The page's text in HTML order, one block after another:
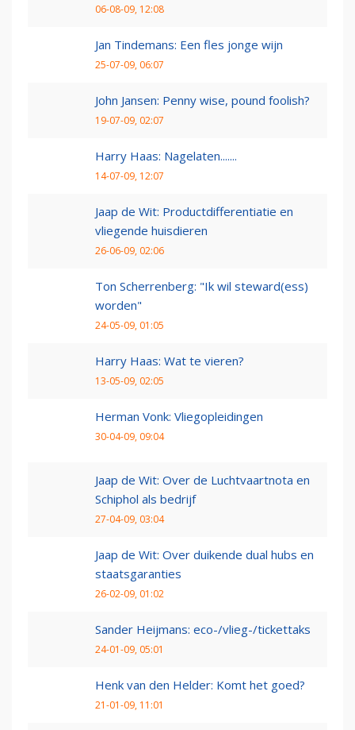
06-08-09, 12:08
Jan Tindemans: Een fles jonge wijn
25-07-09, 06:07
John Jansen: Penny wise, pound foolish?
19-07-09, 02:07
Harry Haas: Nagelaten.......
14-07-09, 12:07
Jaap de Wit: Productdifferentiatie en
vliegende huisdieren
26-06-09, 02:06
Ton Scherrenberg: "Ik wil steward(ess)
worden"
24-05-09, 01:05
Harry Haas: Wat te vieren?
13-05-09, 02:05
Herman Vonk: Vliegopleidingen
30-04-09, 09:04
Jaap de Wit: Over de Luchtvaartnota en
Schiphol als bedrijf
27-04-09, 03:04
Jaap de Wit: Over duikende dual hubs en
staatsgaranties
26-02-09, 01:02
Sander Heijmans: eco-/vlieg-/tickettaks
24-01-09, 05:01
Henk van den Helder: Komt het goed?
21-01-09, 11:01